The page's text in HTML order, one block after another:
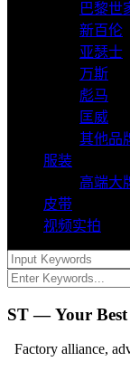
巴黎世
新百伦
亚瑟士
万斯
彪马
匡威
其他品
服装
高端大
皮带
视频实拍
ST — Your
Factory alliance,